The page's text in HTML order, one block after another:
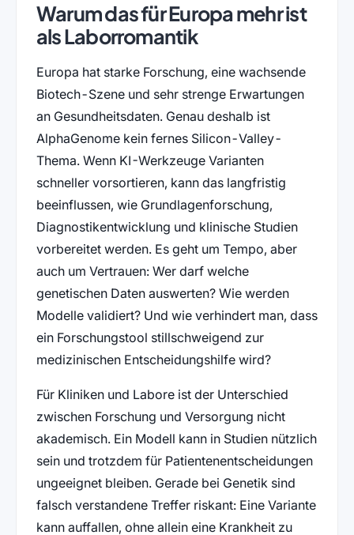
Warum das für Europa mehr ist
als Laborromantik
Europa hat starke Forschung, eine wachsende
Biotech-Szene und sehr strenge Erwartungen
an Gesundheitsdaten. Genau deshalb ist
AlphaGenome kein fernes Silicon-Valley-
Thema. Wenn KI-Werkzeuge Varianten
schneller vorsortieren, kann das langfristig
beeinflussen, wie Grundlagenforschung,
Diagnostikentwicklung und klinische Studien
vorbereitet werden. Es geht um Tempo, aber
auch um Vertrauen: Wer darf welche
genetischen Daten auswerten? Wie werden
Modelle validiert? Und wie verhindert man, dass
ein Forschungstool stillschweigend zur
medizinischen Entscheidungshilfe wird?
Für Kliniken und Labore ist der Unterschied
zwischen Forschung und Versorgung nicht
akademisch. Ein Modell kann in Studien nützlich
sein und trotzdem für Patientenentscheidungen
ungeeignet bleiben. Gerade bei Genetik sind
falsch verstandene Treffer riskant: Eine Variante
kann auffallen, ohne allein eine Krankheit zu